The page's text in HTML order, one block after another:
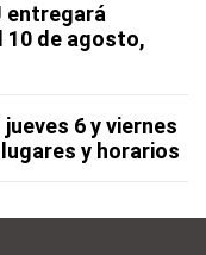
entregará
10 de agosto,
6 y viernes
y horarios